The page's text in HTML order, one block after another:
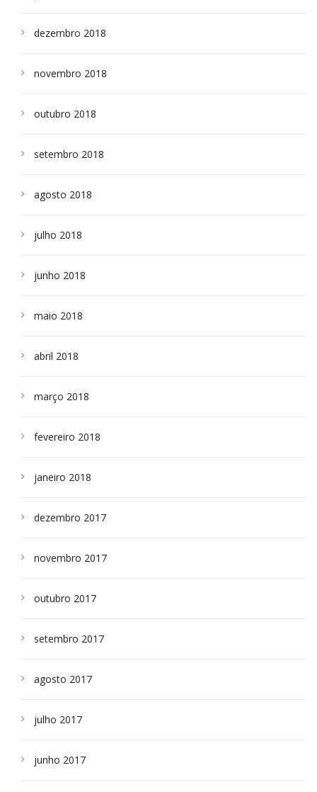
dezembro 2018
novembro 2018
outubro 2018
setembro 2018
agosto 2018
julho 2018
junho 2018
maio 2018
abril 2018
março 2018
fevereiro 2018
janeiro 2018
dezembro 2017
novembro 2017
outubro 2017
setembro 2017
agosto 2017
julho 2017
junho 2017